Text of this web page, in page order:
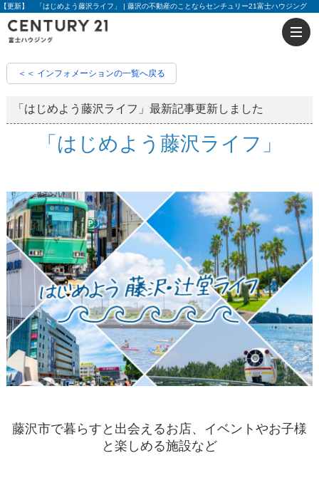
【更新】 「はじめよう藤沢ライフ」 | 藤沢の不動産のことならセンチュリー21富士ハウジング
＜＜ インフォメーションの一覧へ戻る
「はじめよう藤沢ライフ」最新記事更新しました
「はじめよう藤沢ライフ」
藤沢市で暮らすと出会えるお店、イベントやお子様
と楽しめる施設など